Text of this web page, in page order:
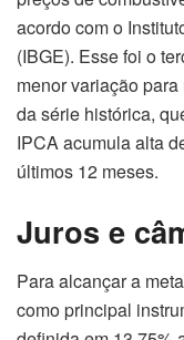
acordo com o
(IBGE). Esse foi o
menor variação
da série histórica,
IPCA acumula alta
últimos 12 meses.
Juros e
Para alcançar a
como principal